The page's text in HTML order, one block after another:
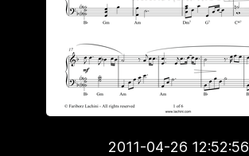
2011-04-26 12:52:56